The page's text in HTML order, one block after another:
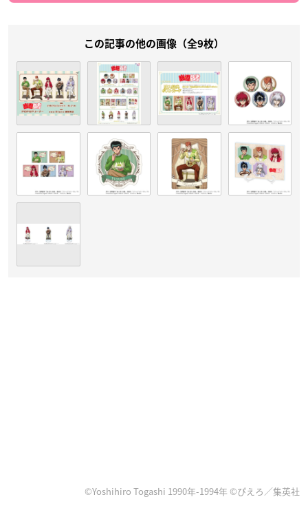
この記事の他の画像（全9枚）
©Yoshihiro Togashi 1990年-1994年 ©ぴえろ／集英社